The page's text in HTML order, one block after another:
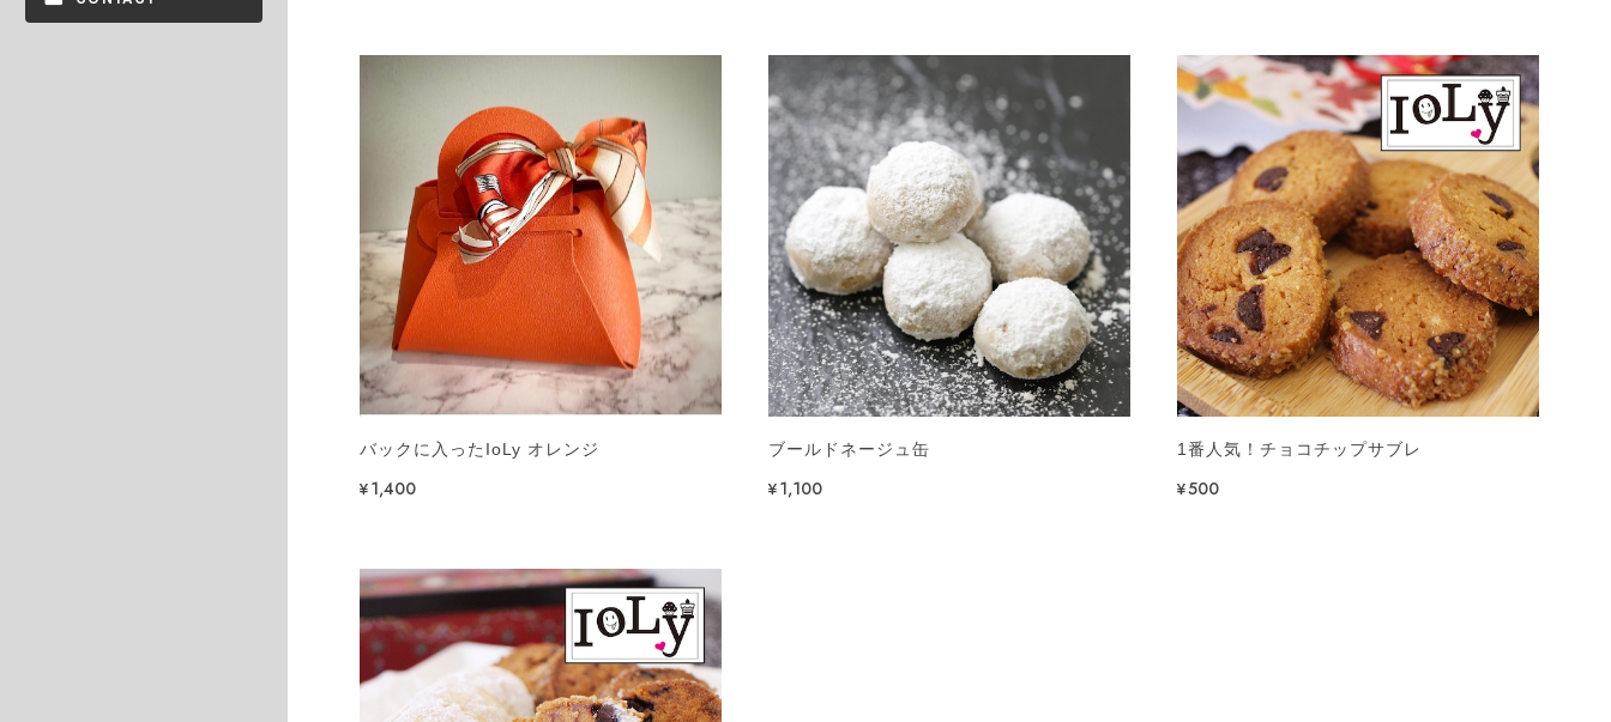
バックに入ったIoLy オレンジ
¥1,400
ブールドネージュ缶
¥1,100
1番人気！チョコチップサブレ
¥500